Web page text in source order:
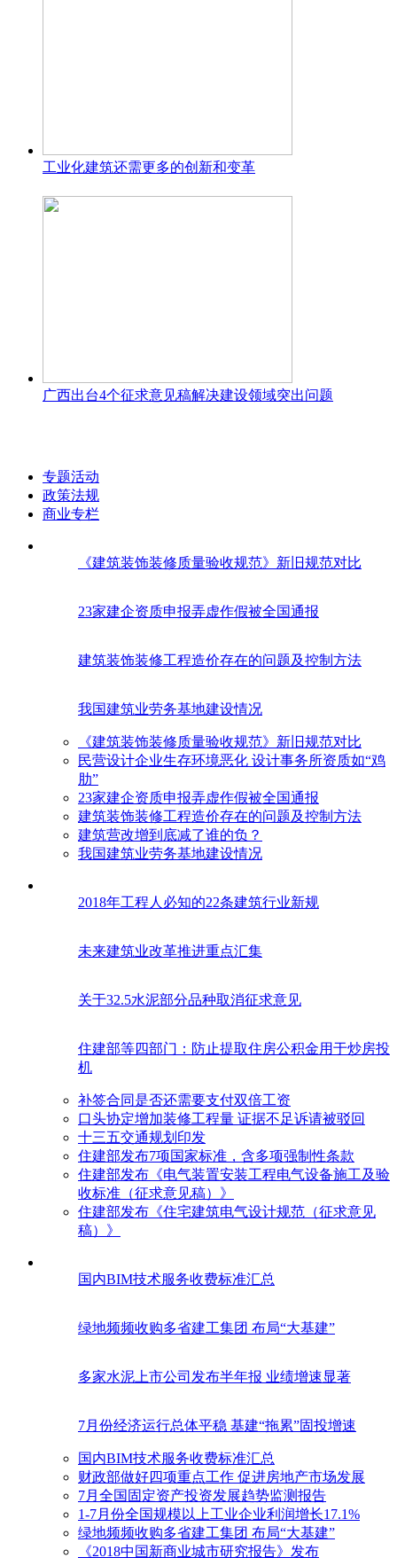
工业化建筑还需更多的创新和变革
广西出台4个征求意见稿解决建设领域突出问题
专题活动
政策法规
商业专栏
《建筑装饰装修质量验收规范》新旧规范对比
23家建企资质申报弄虚作假被全国通报
建筑装饰装修工程造价存在的问题及控制方法
我国建筑业劳务基地建设情况
《建筑装饰装修质量验收规范》新旧规范对比
民营设计企业生存环境恶化 设计事务所资质如“鸡
肋”
23家建企资质申报弄虚作假被全国通报
建筑装饰装修工程造价存在的问题及控制方法
建筑营改增到底减了谁的负？
我国建筑业劳务基地建设情况
2018年工程人必知的22条建筑行业新规
未来建筑业改革推进重点汇集
关于32.5水泥部分品种取消征求意见
住建部等四部门：防止提取住房公积金用于炒房投
机
补签合同是否还需要支付双倍工资
口头协定增加装修工程量 证据不足诉请被驳回
十三五交通规划印发
住建部发布7项国家标准，含多项强制性条款
住建部发布《电气装置安装工程电气设备施工及验
收标准（征求意见稿）》
住建部发布《住宅建筑电气设计规范（征求意见
稿）》
国内BIM技术服务收费标准汇总
绿地频频收购多省建工集团 布局“大基建”
多家水泥上市公司发布半年报 业绩增速显著
7月份经济运行总体平稳 基建“拖累”固投增速
国内BIM技术服务收费标准汇总
财政部做好四项重点工作 促进房地产市场发展
7月全国固定资产投资发展趋势监测报告
1-7月份全国规模以上工业企业利润增长17.1%
绿地频频收购多省建工集团 布局“大基建”
《2018中国新商业城市研究报告》发布